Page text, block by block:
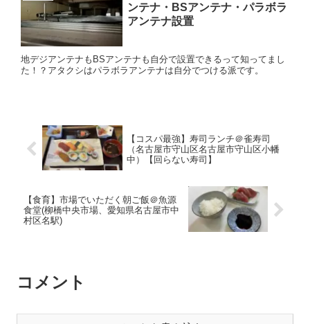
ンテナ・BSアンテナ・パラボラ
アンテナ設置
地デジアンテナもBSアンテナも自分で設置できるって知ってまし
た！？アタクシはパラボラアンテナは自分でつける派です。
【コスパ最強】寿司ランチ＠雀寿司
（名古屋市守山区名古屋市守山区小幡
中）【回らない寿司】
【食育】市場でいただく朝ご飯＠魚源
食堂(柳橋中央市場、愛知県名古屋市中
村区名駅)
コメント